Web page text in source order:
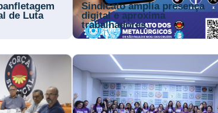
de Luta
Sindicato amplia presença
digital e aproxima
trabalhadores